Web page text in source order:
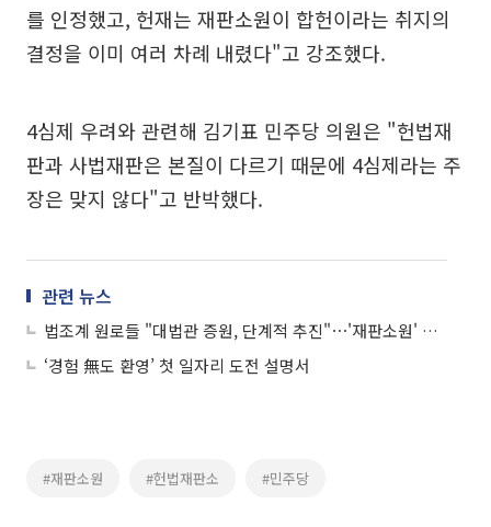
를 인정했고, 헌재는 재판소원이 합헌이라는 취지의
결정을 이미 여러 차례 내렸다"고 강조했다.
4심제 우려와 관련해 김기표 민주당 의원은 "헌법재
판과 사법재판은 본질이 다르기 때문에 4심제라는 주
장은 맞지 않다"고 반박했다.
관련 뉴스
법조계 원로들 "대법관 증원, 단계적 추진"⋯'재판소원' 도입은 반대
‘경험 無도 환영’ 첫 일자리 도전 설명서
#재판소원 #헌법재판소 #민주당